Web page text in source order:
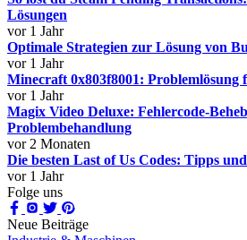
Lösungen
vor 1 Jahr
Optimale Strategien zur Lösung von
vor 1 Jahr
Minecraft 0x803f8001: Problemlösung
vor 1 Jahr
Magix Video Deluxe: Fehlercode-
Problembehandlung
vor 2 Monaten
Die besten Last of Us Codes: Tipps
vor 1 Jahr
Folge uns
Neue Beiträge